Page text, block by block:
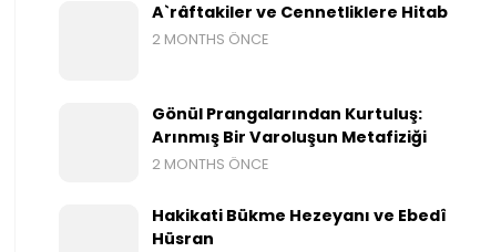
A`râftakiler ve Cennetliklere Hitab
2 MONTHS ÖNCE
Gönül Prangalarından Kurtuluş:
Arınmış Bir Varoluşun Metafiziği
2 MONTHS ÖNCE
Hakikati Bükme Hezeyanı ve Ebedî
Hüsran